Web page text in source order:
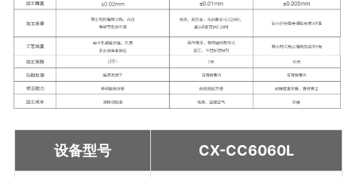
设备型号 CX-CC6060L